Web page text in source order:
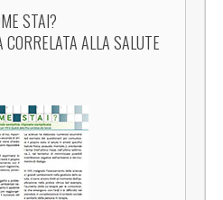
STAI?
ALLA SALUTE